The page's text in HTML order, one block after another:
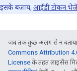
इसके बजाय, आईडी टोकन
जब तक कुछ अलग से न बताया
Commons Attribution
License के तहत लाइसेंस